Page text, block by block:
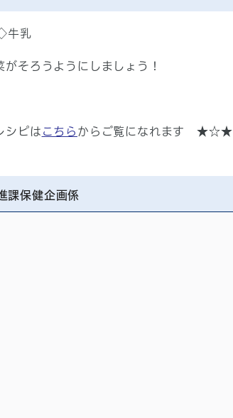
牛乳
そろうようにしましょう！
ピは こちら からご覧になれます ★☆★
課保健企画係